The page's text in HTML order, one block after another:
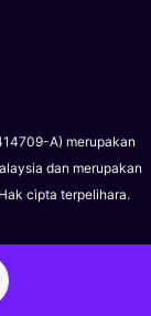
A) merupakan
dan merupakan
cipta terpelihara.